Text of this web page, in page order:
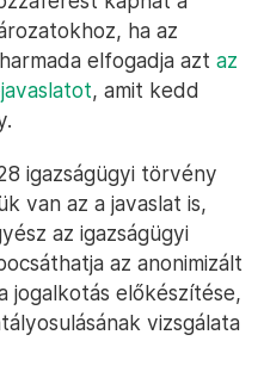
ha az
elfogadja azt az
, amit kedd
igazságügyi törvény
van az a javaslat is,
az igazságügyi
az anonimizált
jogalkotás előkészítése,
vizsgálata